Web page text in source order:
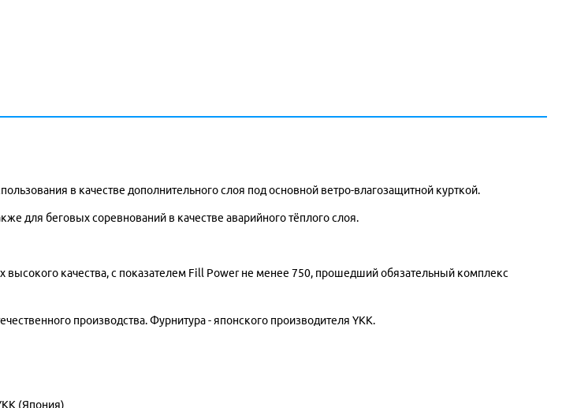
в качестве дополнительного слоя под основной ветро-влагозащитной курткой.
для беговых соревнований в качестве аварийного тёплого слоя.
высокого качества, с показателем Fill Power не менее 750, прошедший обязательный комплекс
производства. Фурнитура - японского производителя YKK.
(Япония)